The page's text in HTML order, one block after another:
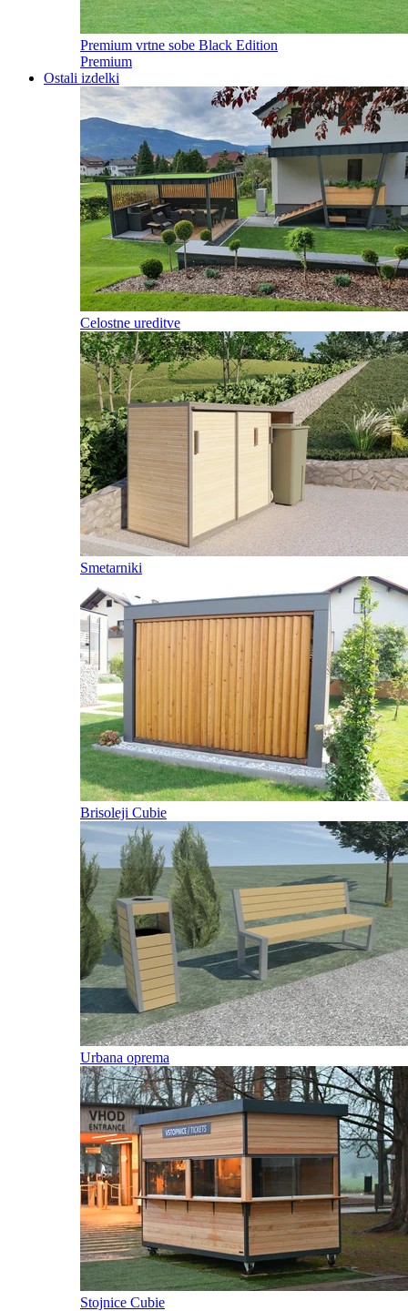
Premium vrtne sobe Black Edition
Premium
Ostali izdelki
Celostne ureditve
Smetarniki
Brisoleji Cubie
Urbana oprema
Stojnice Cubie